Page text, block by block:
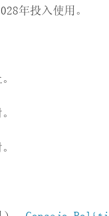
年投入使用。